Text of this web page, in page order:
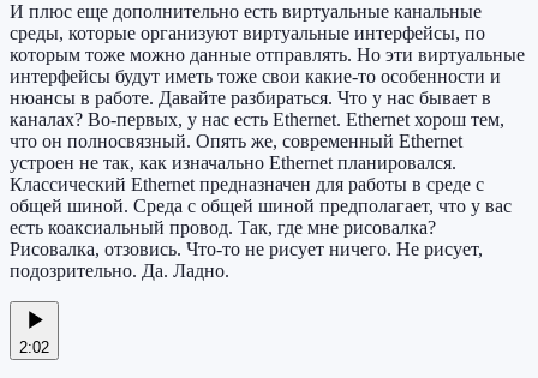
И плюс еще дополнительно есть виртуальные канальные
среды, которые организуют виртуальные интерфейсы, по
которым тоже можно данные отправлять. Но эти виртуальные
интерфейсы будут иметь тоже свои какие-то особенности и
нюансы в работе. Давайте разбираться. Что у нас бывает в
каналах? Во-первых, у нас есть Ethernet. Ethernet хорош тем,
что он полносвязный. Опять же, современный Ethernet
устроен не так, как изначально Ethernet планировался.
Классический Ethernet предназначен для работы в среде с
общей шиной. Среда с общей шиной предполагает, что у вас
есть коаксиальный провод. Так, где мне рисовалка?
Рисовалка, отзовись. Что-то не рисует ничего. Не рисует,
подозрительно. Да. Ладно.
2:02